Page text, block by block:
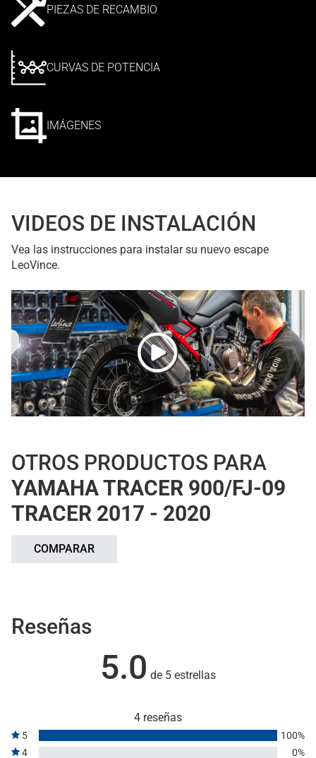
PIEZAS DE RECAMBIO
CURVAS DE POTENCIA
IMÁGENES
VIDEOS DE INSTALACIÓN
Vea las instrucciones para instalar su nuevo escape
LeoVince.
OTROS PRODUCTOS PARA
YAMAHA TRACER 900/FJ-09
TRACER 2017 - 2020
COMPARAR
Reseñas
5.0 de 5 estrellas
4 reseñas
5
100%
4
0%